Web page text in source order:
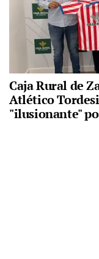
Caja Rural de
Atlético
"ilusionante"